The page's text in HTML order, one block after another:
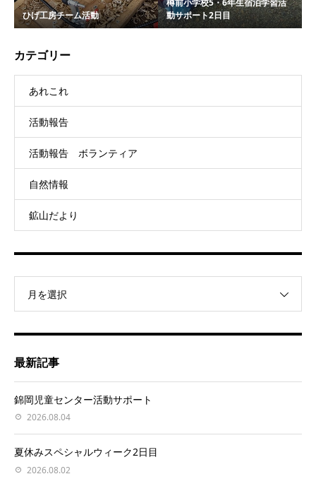
ひげ工房チーム活動
動サポート2日目
カテゴリー
あれこれ
活動報告
活動報告 ボランティア
自然情報
鉱山だより
月を選択
最新記事
錦岡児童センター活動サポート
2026.08.04
夏休みスペシャルウィーク2日目
2026.08.02